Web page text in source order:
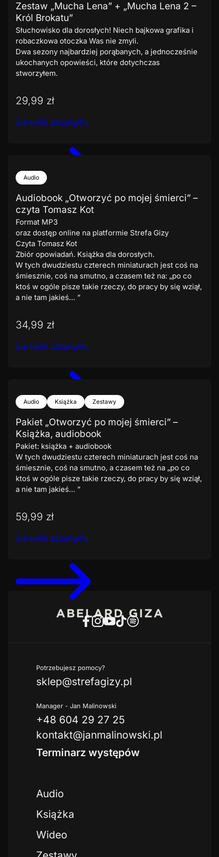
Zestaw „Mucha Lena” + „Mucha Lena 2 –
Król Brokatu”
Słuchowisko dla dorosłych! Niech bajkowa grafika i
robaczkowa otoczka Was nie zmyli.
Dwa sezony najbardziej porąbanych, a jednocześnie
ukochanych opowieści, które dotychczas
stworzyłem.
29,99 zł
Sprawdź szczegóły
Audio
Audiobook „Otworzyć po mojej śmierci” –
czyta Tomasz Kot
Format MP3
oraz dostęp online na platformie Strefa Gizy
Czyta Tomasz Kot
Zbiór opowiadań. Książka dla dorosłych.
W tych dwudziestu czterech miniaturach jest coś na
śmiesznie, coś na smutno, a czasem też na: „po co
ktoś w ogóle pisze takie rzeczy, do pracy by się wziął,
a nie tam jakieś… ”
34,99 zł
Sprawdź szczegóły
Audio Książka Zestawy
Pakiet „Otworzyć po mojej śmierci” –
Książka, audiobook
Pakiet: książka + audiobook
W tych dwudziestu czterech miniaturach jest coś na
śmiesznie, coś na smutno, a czasem też na „po co
ktoś w ogóle pisze takie rzeczy, do pracy by się wziął,
a nie tam jakieś… ”
59,99 zł
Sprawdź szczegóły
Terminarz występów
Audio
Książka
Wideo
Potrzebujesz pomocy?
sklep@strefagizy.pl
Manager - Jan Malinowski
+48 604 29 27 25
kontakt@janmalinowski.pl